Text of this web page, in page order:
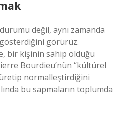
değil, aynı zamanda
gösterdiğini görürüz.
bir kişinin sahip olduğu
Bourdieu’nün “kültürel
normalleştirdiğini
bu sapmaların toplumda